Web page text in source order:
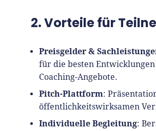
2. Vorteile für
Preisgelder &
für die besten
Coaching-Angebote.
Pitch-Plattform:
öffentlichkeitswirksamen
Individuelle Begleitung: